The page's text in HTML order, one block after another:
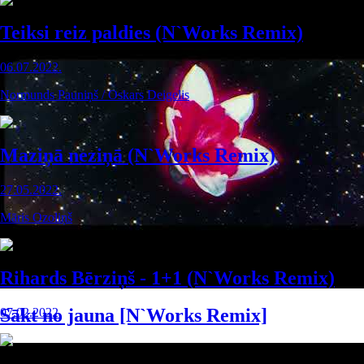
Teiksi reiz paldies (N`Works Remix)
06.07.2022.
Normunds Pauniņš / Oskars Deigelis
Maziņā neziņā (N`Works Remix)
27.05.2022.
Māris Ozoliņš
Rihards Bērziņš - 1+1 (N`Works Remix)
07.02.2022.
Sākt no jauna [N`Works Remix]